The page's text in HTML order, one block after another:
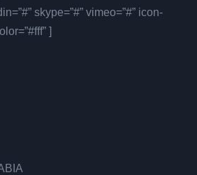
skype=”#” vimeo=”#” icon-
]